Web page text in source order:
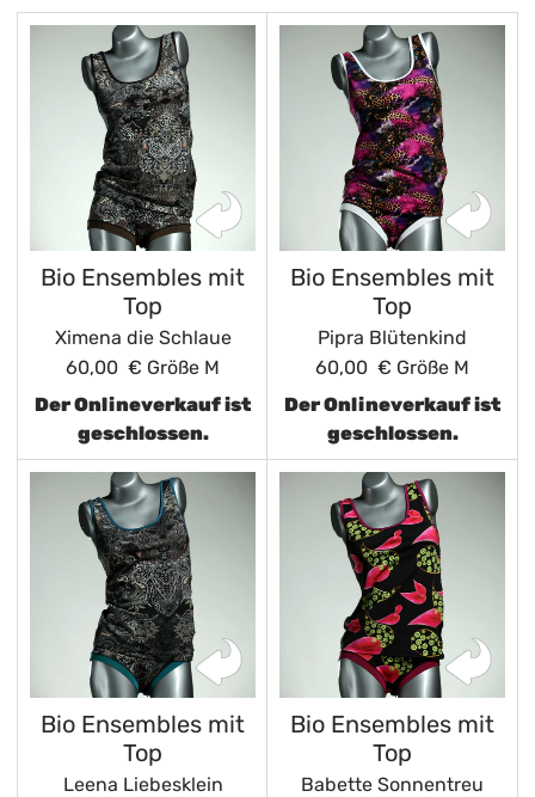
Bio Ensembles mit
Top
Ximena die Schlaue
60,00 € Größe M
Der Onlineverkauf ist
geschlossen.
Bio Ensembles mit
Top
Pipra Blütenkind
60,00 € Größe M
Der Onlineverkauf ist
geschlossen.
Bio Ensembles mit
Top
Leena Liebesklein
Bio Ensembles mit
Top
Babette Sonnentreu